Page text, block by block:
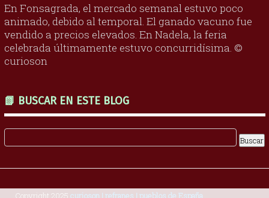
En Fonsagrada, el mercado semanal estuvo poco
animado, debido al temporal. El ganado vacuno fue
vendido a precios elevados. En Nadela, la feria
celebrada últimamente estuvo concurridísima. ©
curioson
📗 BUSCAR EN ESTE BLOG
Copyright 2025 curioson | refranes | pueblos de España